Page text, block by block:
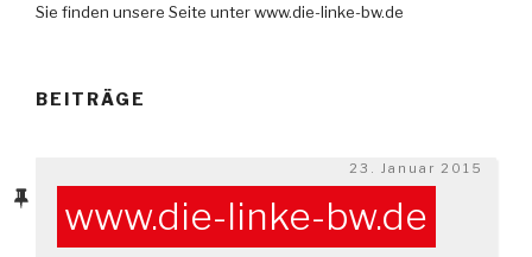
Sie finden unsere Seite unter www.die-linke-bw.de
BEITRÄGE
Veröffentlicht
am
23. Januar 2015
www.die-linke-bw.de